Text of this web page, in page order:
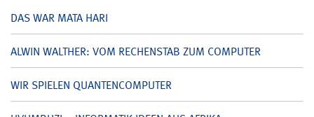
DAS WAR MATA HARI
ALWIN WALTHER: VOM RECHENSTAB ZUM COMPUTER
WIR SPIELEN QUANTENCOMPUTER